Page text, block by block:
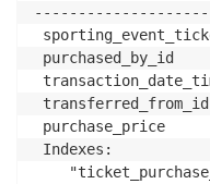
Indexes: